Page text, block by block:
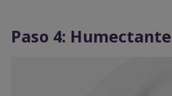
Paso 4: Humectante